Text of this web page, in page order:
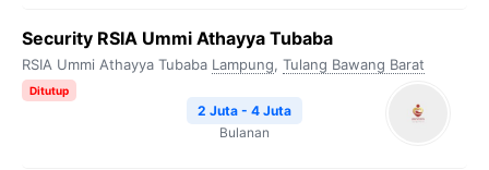
Security RSIA Ummi Athayya Tubaba
RSIA Ummi Athayya Tubaba Lampung, Tulang Bawang Barat
Ditutup
2 Juta - 4 Juta
Bulanan